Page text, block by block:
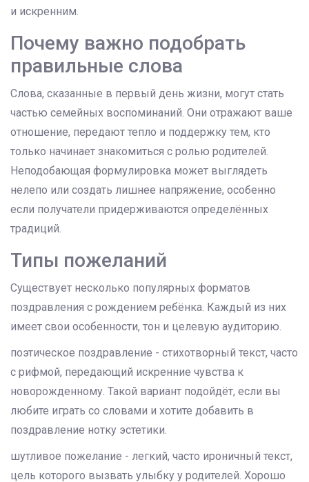
и искренним.
Почему важно подобрать
правильные слова
Слова, сказанные в первый день жизни, могут стать
частью семейных воспоминаний. Они отражают ваше
отношение, передают тепло и поддержку тем, кто
только начинает знакомиться с ролью родителей.
Неподобающая формулировка может выглядеть
нелепо или создать лишнее напряжение, особенно
если получатели придерживаются определённых
традиций.
Типы пожеланий
Существует несколько популярных форматов
поздравления с рождением ребёнка. Каждый из них
имеет свои особенности, тон и целевую аудиторию.
поэтическое поздравление - стихотворный текст, часто
с рифмой, передающий искренние чувства к
новорожденному. Такой вариант подойдёт, если вы
любите играть со словами и хотите добавить в
поздравление нотку эстетики.
шутливое пожелание - легкий, часто ироничный текст,
цель которого вызвать улыбку у родителей. Хорошо